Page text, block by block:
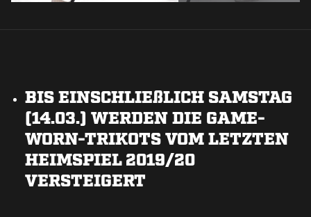
BIS EINSCHLIEßLICH SAMSTAG
(14.03.) WERDEN DIE GAME-
WORN-TRIKOTS VOM LETZTEN
HEIMSPIEL 2019/20
VERSTEIGERT